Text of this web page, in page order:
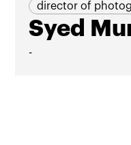
director of
Syed
-